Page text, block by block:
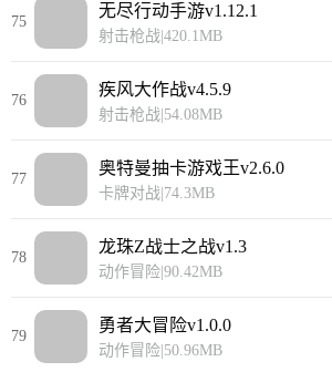
75
无尽行动手游v1.12.1
射击枪战 420.1MB
76
疾风大作战v4.5.9
射击枪战 54.08MB
77
奥特曼抽卡游戏王v2.6.0
卡牌对战 74.3MB
78
龙珠Z战士之战v1.3
动作冒险 90.42MB
79
勇者大冒险v1.0.0
动作冒险 50.96MB